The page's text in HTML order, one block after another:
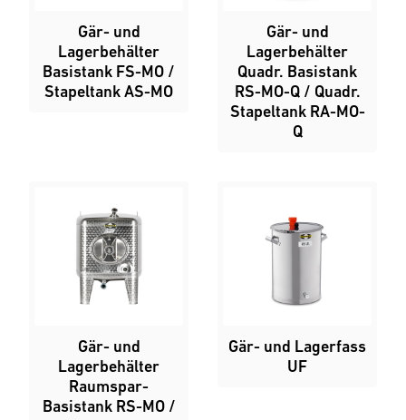
Gär- und
Lagerbehälter
Basistank FS-MO /
Stapeltank AS-MO
Gär- und
Lagerbehälter
Quadr. Basistank
RS-MO-Q / Quadr.
Stapeltank RA-MO-
Q
Gär- und
Lagerbehälter
Raumspar-
Basistank RS-MO /
Gär- und Lagerfass
UF